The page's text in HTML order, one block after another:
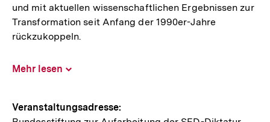
und mit aktuellen wissenschaftlichen Ergebnissen zur
Transformation seit Anfang der 1990er-Jahre
rückzukoppeln.
Mehr lesen
Hinweise
Veranstaltungsadresse: